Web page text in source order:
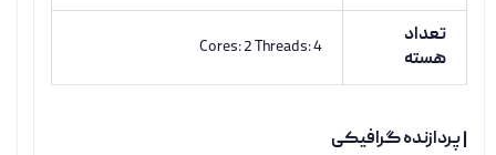
تعداد
هسته
Cores: 2 Threads: 4
| پردازنده گرافیکی